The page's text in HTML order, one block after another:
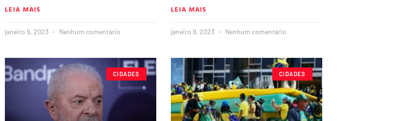
LEIA MAIS
janeiro 9, 2023 Nenhum comentário
LEIA MAIS
janeiro 9, 2023 Nenhum comentário
CIDADES CIDADES